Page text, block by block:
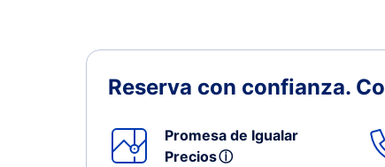
Reserva con confianza.
Promesa de Igualar
Preciosⓘ